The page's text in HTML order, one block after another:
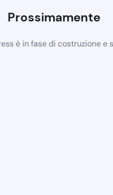
Prossimamente
è in fase di costruzione